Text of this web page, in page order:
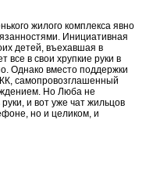
жилого комплекса явно
Инициативная
детей, въехавшая в
все в свои хрупкие руки в
Однако вместо поддержки
самопровозглашенный
Но Люба не
и вот уже чат жильцов
но и целиком, и